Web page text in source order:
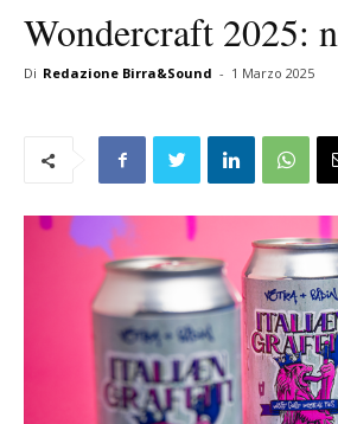
Wondercraft 2025:
Di Redazione Birra&Sound - 1 Marzo 2025